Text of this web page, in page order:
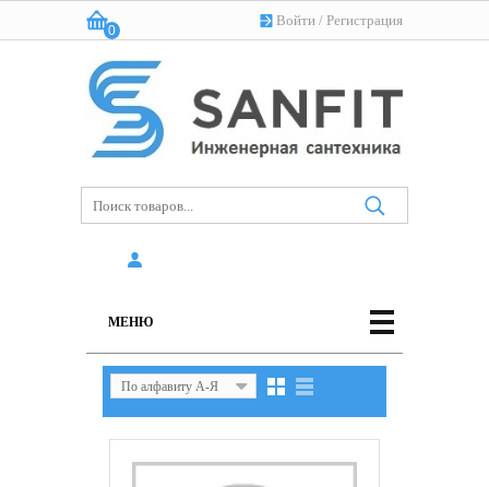
Войти / Регистрация
Корзина:
0
(пусто)
МЕНЮ
По алфавиту А-Я